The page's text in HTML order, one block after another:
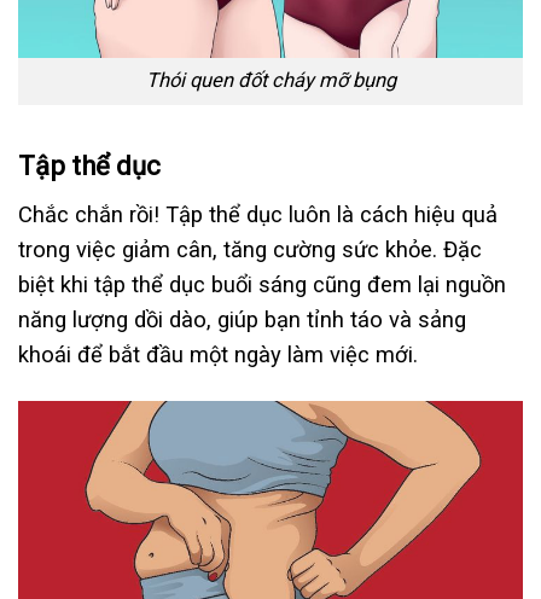
Thói quen đốt cháy mỡ bụng
Tập thể dục
Chắc chắn rồi! Tập thể dục luôn là cách hiệu quả
trong việc giảm cân, tăng cường sức khỏe. Đặc
biệt khi tập thể dục buổi sáng cũng đem lại nguồn
năng lượng dồi dào, giúp bạn tỉnh táo và sảng
khoái để bắt đầu một ngày làm việc mới.